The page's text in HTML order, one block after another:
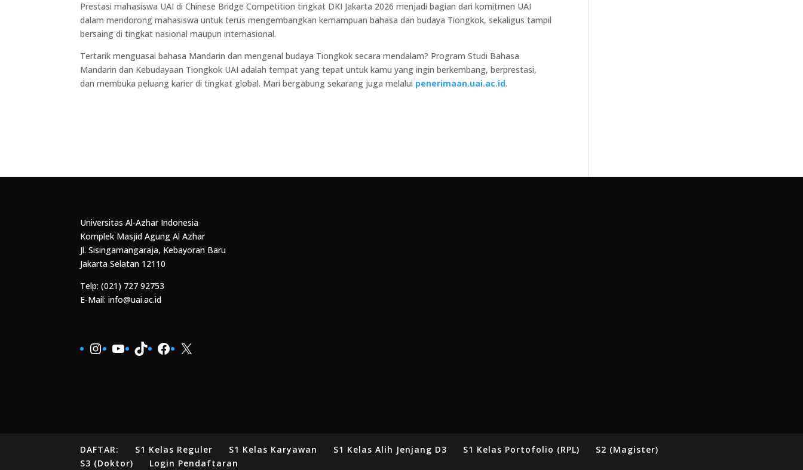
Prestasi mahasiswa UAI di Chinese Bridge Competition tingkat DKI Jakarta 2026 menjadi bagian dari komitmen UAI
dalam mendorong mahasiswa untuk terus mengembangkan kemampuan bahasa dan budaya Tiongkok, sekaligus tampil
bersaing di tingkat nasional maupun internasional.
Tertarik menguasai bahasa Mandarin dan mengenal budaya Tiongkok secara mendalam? Program Studi Bahasa
Mandarin dan Kebudayaan Tiongkok UAI adalah tempat yang tepat untuk kamu yang ingin berkembang, berprestasi,
dan membuka peluang karier di tingkat global. Mari bergabung sekarang juga melalui penerimaan.uai.ac.id.
Universitas Al-Azhar Indonesia
Komplek Masjid Agung Al Azhar
Jl. Sisingamangaraja, Kebayoran Baru
Jakarta Selatan 12110
Telp: (021) 727 92753
E-Mail: info@uai.ac.id
Instagram
YouTube
TikTokFacebook
X
DAFTAR: S1 Kelas Reguler S1 Kelas Karyawan S1 Kelas Alih Jenjang D3 S1 Kelas Portofolio (RPL)
S2 (Magister)
S3 (Doktor)
Login Pendaftaran